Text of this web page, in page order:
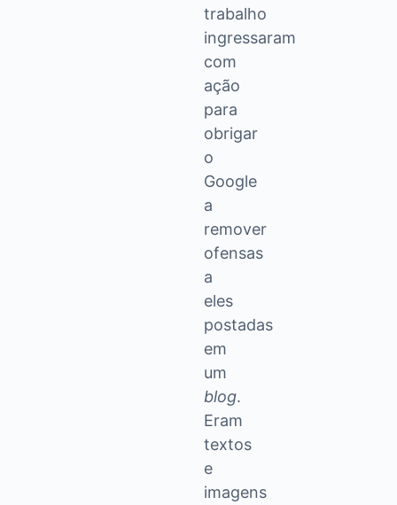
trabalho
ingressaram
com
ação
para
obrigar
o
Google
a
remover
ofensas
a
eles
postadas
em
um
blog.
Eram
textos
e
imagens